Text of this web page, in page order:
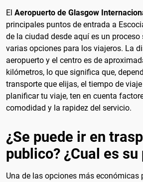
El Aeropuerto de Glasgow
principales puntos de entrada a
de la ciudad desde aquí es un proceso
varias opciones para los viajeros. La
aeropuerto y el centro es de
kilómetros, lo que significa que,
transporte que elijas, el tiempo de viaje
planificar tu viaje, ten en cuenta
comodidad y la rapidez del servicio.
¿Se puede ir en
publico? ¿Cual es su
Una de las opciones más económicas